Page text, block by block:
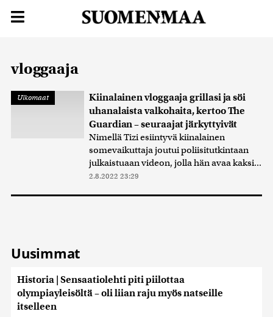
vloggaaja
Ulkomaat
Kiinalainen vloggaaja grillasi ja söi
uhanalaista valkohaita, kertoo The
Guardian – seuraajat järkyttyivät
Nimellä Tizi esiintyvä kiinalainen
somevaikuttaja joutui poliisitutkintaan
julkaistuaan videon, jolla hän avaa kaksi...
2.8.2022 23:29
Uusimmat
Historia | Sensaatiolehti piti piilottaa
olympiayleisöltä – oli liian raju myös natseille
itselleen